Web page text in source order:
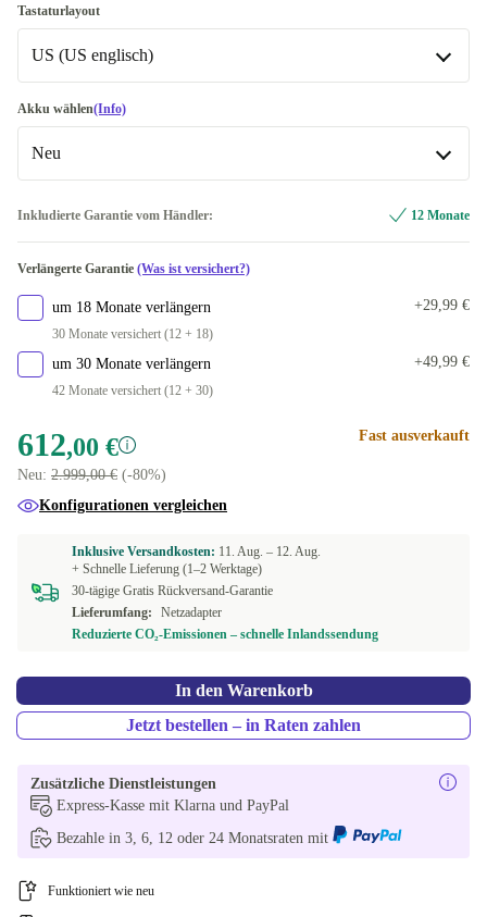
spacegrau
In anderen Kombinationen verfügbar
silber
Tastaturlayout
US (US englisch)
DE (deutsch)
FR (französisch) -42,00 €
DK (dänisch)
NL (niederländisch)
SE (schwedisch)
UK (UK englisch)
US (US englisch)
In anderen Kombinationen verfügbar
International English
FI (finnisch) -127,89 €
CH (schweizerisch)
-27,44 €
BE (belgisch)
Akku wählen(Info)
Neu
In anderen Kombinationen verfügbar
Inkludierte Garantie vom Händler: 12 Monate
Verlängerte Garantie (Was ist versichert?)
um 18 Monate verlängern
30 Monate versichert (12 + 18)
+29,99 €
um 30 Monate verlängern
42 Monate versichert (12 + 30)
+49,99 €
612,00 €
Neu: 2.999,00 € (-80%)
Fast ausverkauft
Konfigurationen vergleichen
Inklusive Versandkosten: 11. Aug. – 12. Aug.
+ Schnelle Lieferung (1–2 Werktage)
30-tägige Gratis Rückversand-Garantie
Lieferumfang:
Netzadapter
Reduzierte CO₂-Emissionen – schnelle Inlandssendung
In den Warenkorb
Jetzt bestellen – in Raten zahlen
Zusätzliche Dienstleistungen
Express-Kasse mit Klarna und PayPal
Bezahle in 3, 6, 12 oder 24 Monatsraten mit
Funktioniert wie neu